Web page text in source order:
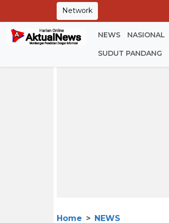
Network
NEWS NASIONAL
SUDUT PANDANG
Home NEWS